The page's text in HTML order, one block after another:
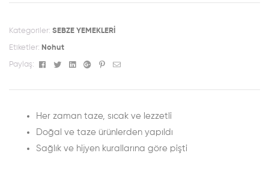
Kategoriler: SEBZE YEMEKLERİ
Etiketler: Nohut
Paylaş: Facebook
TwitterLinkedinGoogle+Pinterest
Email
Her zaman taze, sıcak ve lezzetli
Doğal ve taze ürünlerden yapıldı
Sağlık ve hijyen kurallarına göre pişti